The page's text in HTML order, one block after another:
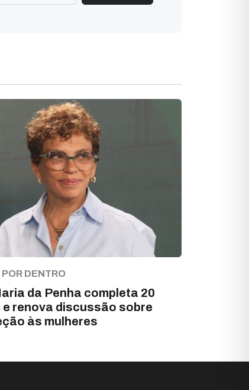
POR DENTRO
da Penha completa 20
e renova discussão sobre
às mulheres